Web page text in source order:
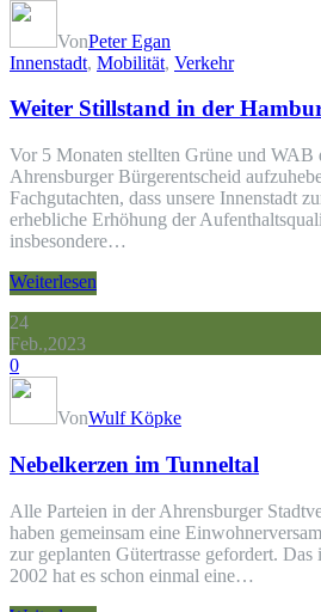
VonPeter Egan
Innenstadt, Mobilität, Verkehr
Weiter Stillstand in der
Vor 5 Monaten stellten Grüne und WAB
Ahrensburger Bürgerentscheid
Fachgutachten, dass unsere Innenstadt
erhebliche Erhöhung der
insbesondere…
Weiterlesen
24
Feb.,2023
0
VonWulf Köpke
Nebelkerzen im Tunneltal
Alle Parteien in der Ahrensburger
haben gemeinsam eine
zur geplanten Gütertrasse gefordert.
2002 hat es schon einmal eine…